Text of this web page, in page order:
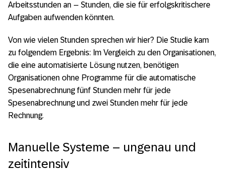
Arbeitsstunden an – Stunden, die sie für erfolgskritischere
Aufgaben aufwenden könnten.
Von wie vielen Stunden sprechen wir hier? Die Studie kam
zu folgendem Ergebnis: Im Vergleich zu den Organisationen,
die eine automatisierte Lösung nutzen, benötigen
Organisationen ohne Programme für die automatische
Spesenabrechnung fünf Stunden mehr für jede
Spesenabrechnung und zwei Stunden mehr für jede
Rechnung.
Manuelle Systeme – ungenau und
zeitintensiv